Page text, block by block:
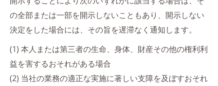
の全部または一部を開示しないこともあり、開示しない
決定をした場合には、その旨を遅滞なく通知します。
(1) 本人または第三者の生命、身体、財産その他の権利利
益を害するおそれがある場合
(2) 当社の業務の適正な実施に著しい支障を及ぼすおそれ